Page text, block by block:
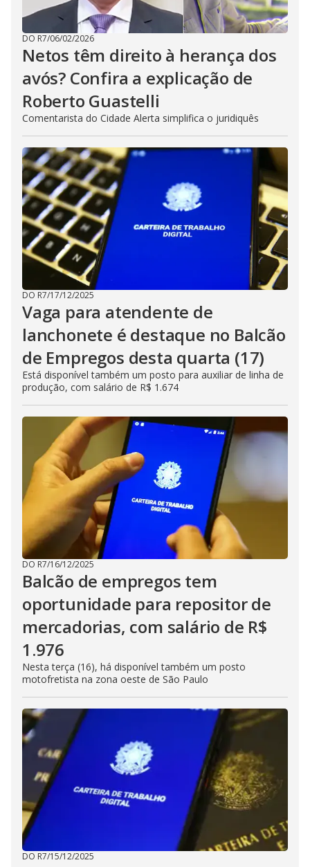
DO R7/06/02/2026
Netos têm direito à herança dos
avós? Confira a explicação de
Roberto Guastelli
Comentarista do Cidade Alerta simplifica o juridiquês
DO R7/17/12/2025
Vaga para atendente de
lanchonete é destaque no Balcão
de Empregos desta quarta (17)
Está disponível também um posto para auxiliar de linha de
produção, com salário de R$ 1.674
DO R7/16/12/2025
Balcão de empregos tem
oportunidade para repositor de
mercadorias, com salário de R$
1.976
Nesta terça (16), há disponível também um posto
motofretista na zona oeste de São Paulo
DO R7/15/12/2025